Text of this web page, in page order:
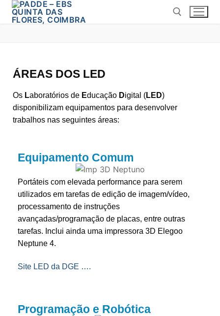
ÁREAS DOS LED
Os Laboratórios de Educação Digital (LED)
disponibilizam equipamentos para desenvolver
trabalhos nas seguintes áreas:
Equipamento Comum
Portáteis com elevada performance para serem
utilizados em tarefas de edição de imagem/vídeo,
processamento de instruções
avançadas/programação de placas, entre outras
tarefas. Inclui ainda uma impressora 3D Elegoo
Neptune 4.
Site LED da DGE ….
Programação e Robótica